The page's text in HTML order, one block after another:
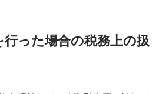
行った場合の税務上の扱